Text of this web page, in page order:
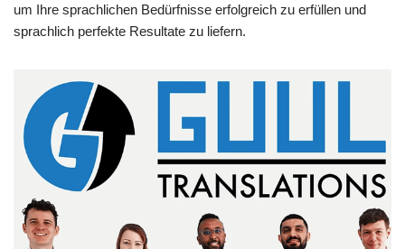
um Ihre sprachlichen Bedürfnisse erfolgreich zu erfüllen und
sprachlich perfekte Resultate zu liefern.